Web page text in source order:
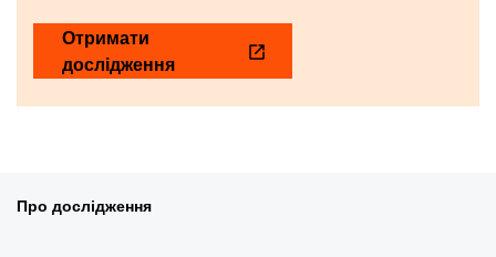
Отримати
дослідження
Про дослідження